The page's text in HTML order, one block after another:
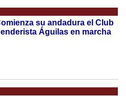
su andadura el Club
Águilas en marcha